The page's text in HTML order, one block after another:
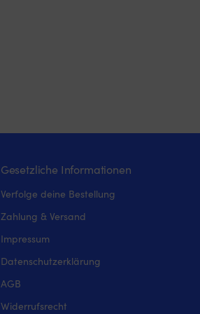
Gesetzliche Informationen
Verfolge deine Bestellung
Zahlung & Versand
Impressum
Datenschutzerklärung
AGB
Widerrufsrecht